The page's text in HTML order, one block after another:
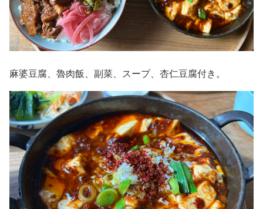
麻婆豆腐、魯肉飯、副菜、スープ、杏仁豆腐付き。